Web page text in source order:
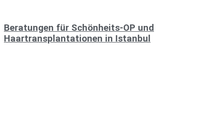
Beratungen für Schönheits-OP und
Haartransplantationen in Istanbul